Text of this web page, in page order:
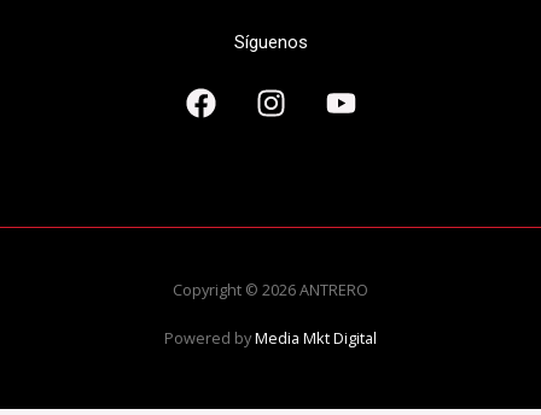
Síguenos
Copyright © 2026 ANTRERO
Powered byMedia Mkt Digital